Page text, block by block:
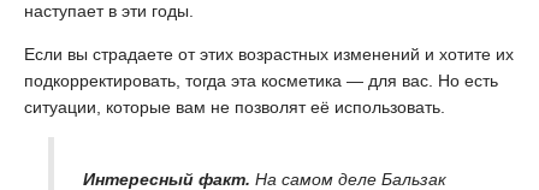
наступает в эти годы.
Если вы страдаете от этих возрастных изменений и хотите их
подкорректировать, тогда эта косметика — для вас. Но есть
ситуации, которые вам не позволят её использовать.
Интересный факт. На самом деле Бальзак